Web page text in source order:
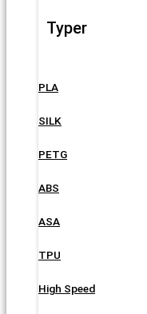
Typer
PLA
SILK
PETG
ABS
ASA
TPU
High Speed